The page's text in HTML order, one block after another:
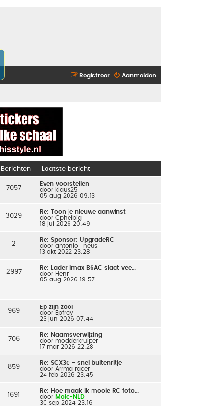
Aanmelden
Registreer
Berichten Laatste bericht
7057
Even voorstellen
door klaus25
05 aug 2026 09:13
3029
Re: Toon je nieuwe aanwinst
door Cphelbig
18 jul 2026 20:49
2
Re: Sponsor: UpgradeRC
door antonio_neus
13 okt 2022 23:28
2997
Re: Lader imax B6AC slaat vee…
door Henri
05 aug 2026 19:57
969
Ep zijn zooi
door Epfray
23 jun 2026 07:44
706
Re: Naamsverwijzing
door modderkruiper
17 mar 2026 22:28
859
Re: SCX30 - snel buitenritje
door Arrma racer
24 feb 2026 23:45
1691
Re: Hoe maak ik mooie RC foto…
door Mole-NLD
30 sep 2024 23:16